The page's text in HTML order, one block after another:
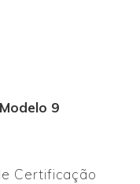
9
Certificação